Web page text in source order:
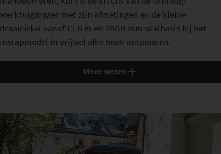
werktuigdrager met zijn afmetingen en de kleine
draaicirkel vanaf 12,6 m en 2800 mm wielbasis bij het
instapmodel in vrijwel elke hoek ontplooien.
Meer weten